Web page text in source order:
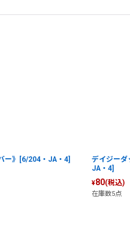
ー》[6/204・JA・4]
デイジーダ
JA・4]
¥80(税込)
在庫数5点